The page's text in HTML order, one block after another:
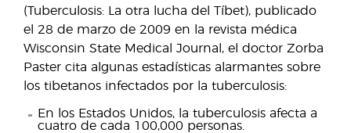
(Tuberculosis: La otra lucha del Tíbet), publicado
el 28 de marzo de 2009 en la revista médica
Wisconsin State Medical Journal, el doctor Zorba
Paster cita algunas estadísticas alarmantes sobre
los tibetanos infectados por la tuberculosis:
En los Estados Unidos, la tuberculosis afecta a
cuatro de cada 100,000 personas.